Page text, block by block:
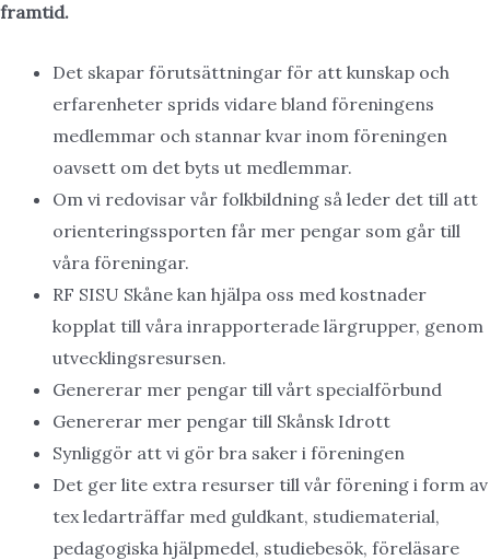
framtid.
Det skapar förutsättningar för att kunskap och
erfarenheter sprids vidare bland föreningens
medlemmar och stannar kvar inom föreningen
oavsett om det byts ut medlemmar.
Om vi redovisar vår folkbildning så leder det till att
orienteringssporten får mer pengar som går till
våra föreningar.
RF SISU Skåne kan hjälpa oss med kostnader
kopplat till våra inrapporterade lärgrupper, genom
utvecklingsresursen.
Genererar mer pengar till vårt specialförbund
Genererar mer pengar till Skånsk Idrott
Synliggör att vi gör bra saker i föreningen
Det ger lite extra resurser till vår förening i form av
tex ledarträffar med guldkant, studiematerial,
pedagogiska hjälpmedel, studiebesök, föreläsare